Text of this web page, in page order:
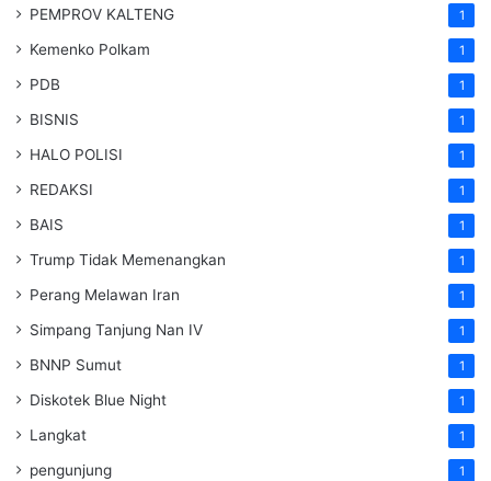
PEMPROV KALTENG 1
Kemenko Polkam 1
PDB 1
BISNIS 1
HALO POLISI 1
REDAKSI 1
BAIS 1
Trump Tidak Memenangkan 1
Perang Melawan Iran 1
Simpang Tanjung Nan IV 1
BNNP Sumut 1
Diskotek Blue Night 1
Langkat 1
pengunjung 1